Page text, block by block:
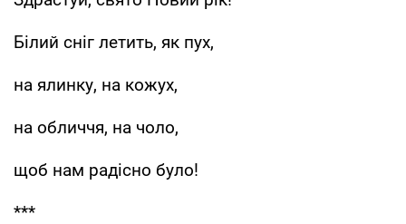
Білий сніг летить, як пух,
на ялинку, на кожух,
на обличчя, на чоло,
щоб нам радісно було!
***